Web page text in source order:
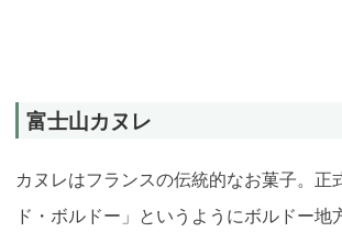
富士山カヌレ
カヌレはフランスの伝統的なお菓子。正
ド・ボルドー」というようにボルドー地